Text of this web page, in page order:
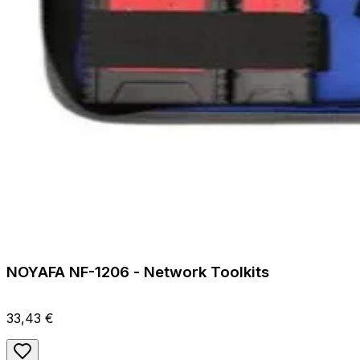
NOYAFA NF-1206 - Network Toolkits
33,43 €